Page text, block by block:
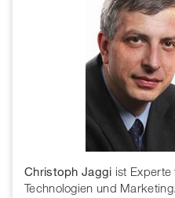
Christoph Jaggi ist Experte
Technologien und